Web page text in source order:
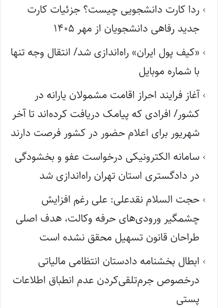
ردا کارت دانشجویی چیست؟ جزئیات کارت
جدید رفاهی دانشجویان از مهر ۱۴۰۵
«کیف پول ایران» راه‌اندازی شد/ انتقال وجه تنها
با شماره موبایل
آغاز فرایند احراز اقامت مشمولان یارانه در
کشور/ افرادی که پیامک دریافت کرده‌اند تا آخر
شهریور برای اعلام حضور در کشور فرصت دارند
سامانه الکترونیکی درخواست عفو و بخشودگی
در دادگستری استان تهران راه‌اندازی شد
حجت السلام نقدعلی: علی رغم افزایش
چشمگیر ورودی‌های حرفه وکالت، هدف اصلی
طراحان قانون تسهیل محقق نشده است
ابطال بخشنامه دادستان انتظامی مالیاتی
درخصوص جرم‌تلقی‌کردن عدم انطباق اطلاعات
پستی